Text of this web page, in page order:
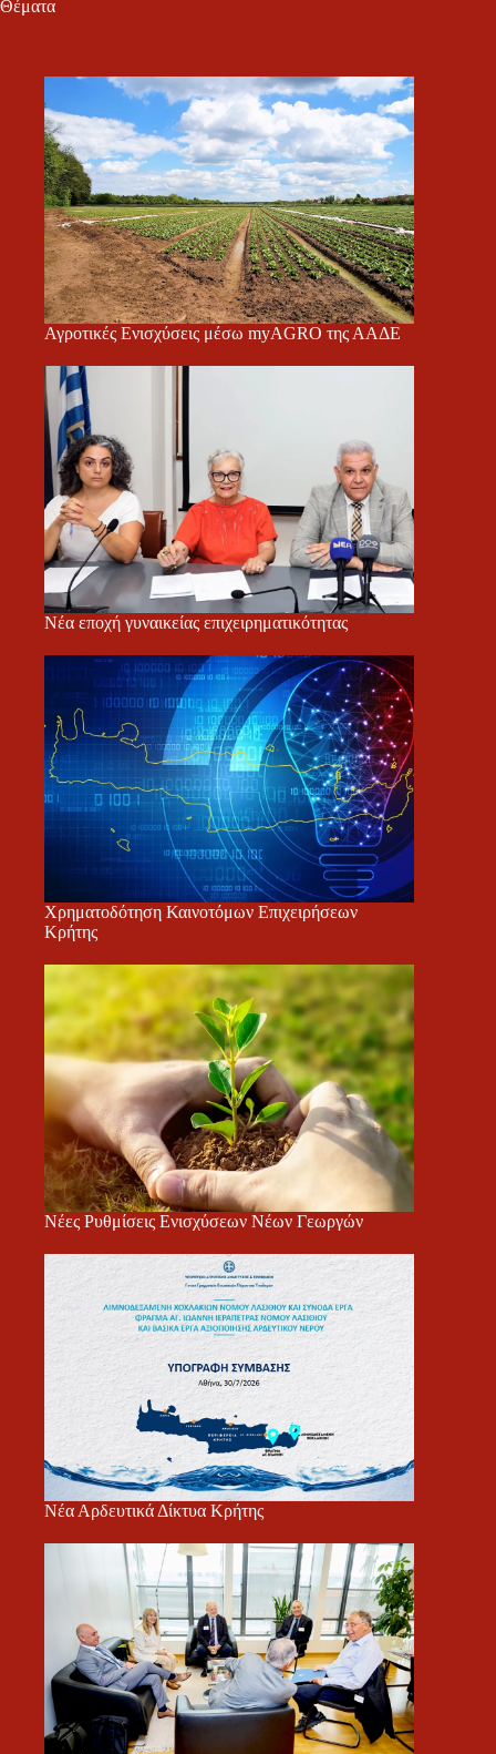
Θέματα
Αγροτικές Ενισχύσεις μέσω myAGRO της ΑΑΔΕ
Νέα εποχή γυναικείας επιχειρηματικότητας
Χρηματοδότηση Καινοτόμων Επιχειρήσεων
Κρήτης
Νέες Ρυθμίσεις Ενισχύσεων Νέων Γεωργών
Νέα Αρδευτικά Δίκτυα Κρήτης